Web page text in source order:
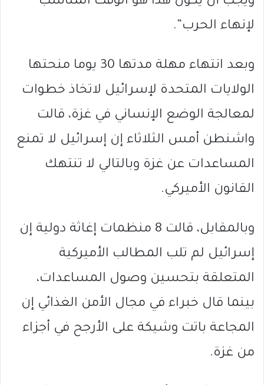
لإنهاء الحرب”.
وبعد انتهاء مهلة مدتها 30 يوما منحتها
الولايات المتحدة لإسرائيل لاتخاذ خطوات
لمعالجة الوضع الإنساني في غزة، قالت
واشنطن أمس الثلاثاء إن إسرائيل لا تمنع
المساعدات عن غزة وبالتالي لا تنتهك
القانون الأميركي.
وبالمقابل، قالت 8 منظمات إغاثة دولية إن
إسرائيل لم تلب المطالب الأميركية
المتعلقة بتحسين وصول المساعدات،
بينما قال خبراء في مجال الأمن الغذائي إن
المجاعة باتت وشيكة على الأرجح في أجزاء
من غزة.